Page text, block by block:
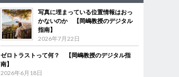
写真に埋まっている位置情報はおっ
かないのか 【岡嶋教授のデジタル
指南】
2026年7月22日
ゼロトラストって何？ 【岡嶋教授のデジタル指
南】
2026年6月18日